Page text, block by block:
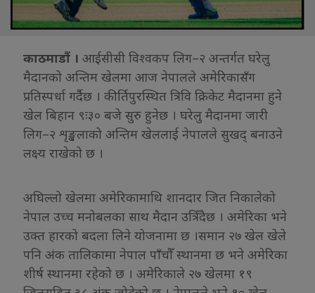
काठमाडौं । आईसीसी विश्वकप लिग–२ अन्तर्गत घरेलु
मैदानको अन्तिम खेलमा आज नेपालले अमेरिकासँग
प्रतिस्पर्धा गर्दैछ । कीर्तिपुरस्थित त्रिवि क्रिकेट मैदानमा हुने
खेल बिहान ९ः३० बजे सुरु हुनेछ । घरेलु मैदानमा जारी
लिग–२ शृङ्खलाको अन्तिम खेललाई नेपालले सुखद् बनाउने
लक्ष्य राखेको छ ।
अघिल्लो खेलमा अमेरिकामाथि शानदार जित निकालेको
नेपाल उच्च मनोबलका साथ मैदान उत्रिँदैछ । अमेरिका भने
उक्त हारको बदला लिने योजनामा छ ।समान २७ खेल खेले
पनि अंक तालिकामा नेपाल पाँचौँ स्थानमा छ भने अमेरिका
शीर्ष स्थानमा रहेको छ । अमेरिकाले २७ खेलमा १९